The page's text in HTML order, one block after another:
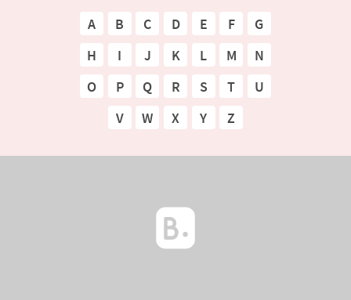
A B C D E F
G
H
I J K L M
N
O
P Q R S T
U
V
W X Y Z